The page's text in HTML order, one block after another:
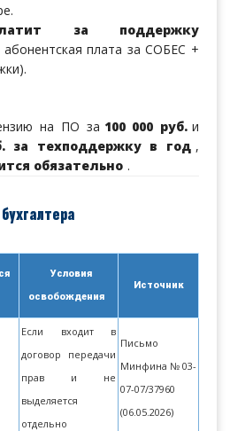
за поддержку
абонентская плата за СОБЕС +
на ПО за 100 000 руб. и
за техподдержку в год ,
обязательно .
Условия
освобождения
Источник
Если входит в
договор передачи
прав и не
выделяется
отдельно
Письмо
Минфина № 03-
07-07/37960
(06.05.2026)